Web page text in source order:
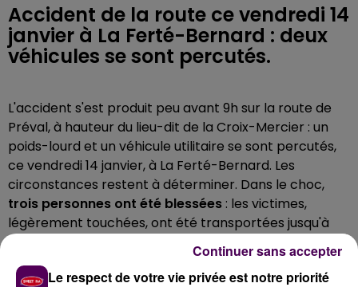
Accident de la route ce vendredi 14
janvier à La Ferté-Bernard : deux
véhicules se sont percutés.
L'accident s'est produit peu avant 9h sur la route de
Préval, à hauteur du lieu-dit de la Croix-Mercier : un
poids-lourd et un véhicule utilitaire se sont percutés,
ce vendredi 14 janvier, à La Ferté-Bernard. Les
circonstances restent à déterminer. Dans le choc,
trois personnes ont été blessées : les victimes,
légèrement touchées, ont été transportées jusqu'à
l'hôpital local. Trois engins des sapeurs-pompiers
fertois ont été mobilisés sur cette intervention.
Le respect de votre vie privée est notre priorité
Continuer sans accepter